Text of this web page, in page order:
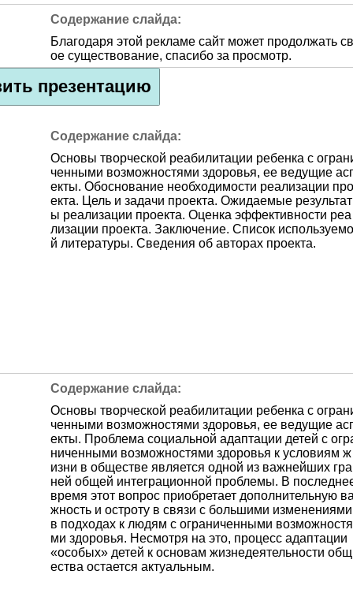
Благодаря этой рекламе сайт может продолжать св
ое существование, спасибо за просмотр.
презентацию
Основы творческой реабилитации ребенка с
ченными возможностями здоровья, ее ведущие
екты. Обоснование необходимости реализации про
екта. Цель и задачи проекта. Ожидаемые результат
ы реализации проекта. Оценка эффективности реа
лизации проекта. Заключение. Список используемо
й литературы. Сведения об авторах проекта.
Основы творческой реабилитации ребенка с
ченными возможностями здоровья, ее ведущие
екты. Проблема социальной адаптации детей с
ниченными возможностями здоровья к условиям ж
изни в обществе является одной из важнейших гра
ней общей интеграционной проблемы. В
время этот вопрос приобретает дополнительную ва
жность и остроту в связи с большими изменениями
в подходах к людям с ограниченными возможностя
ми здоровья. Несмотря на это, процесс адаптации
«особых» детей к основам жизнедеятельности общ
ества остается актуальным.